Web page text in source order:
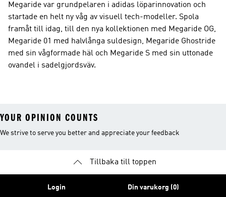
Megaride var grundpelaren i adidas löparinnovation och
startade en helt ny våg av visuell tech-modeller. Spola
framåt till idag, till den nya kollektionen med Megaride OG,
Megaride 01 med halvlånga suldesign, Megaride Ghostride
med sin vågformade häl och Megaride S med sin uttonade
ovandel i sadelgjordsväv.
YOUR OPINION COUNTS
We strive to serve you better and appreciate your feedback
Tillbaka till toppen
Login Din varukorg (0)